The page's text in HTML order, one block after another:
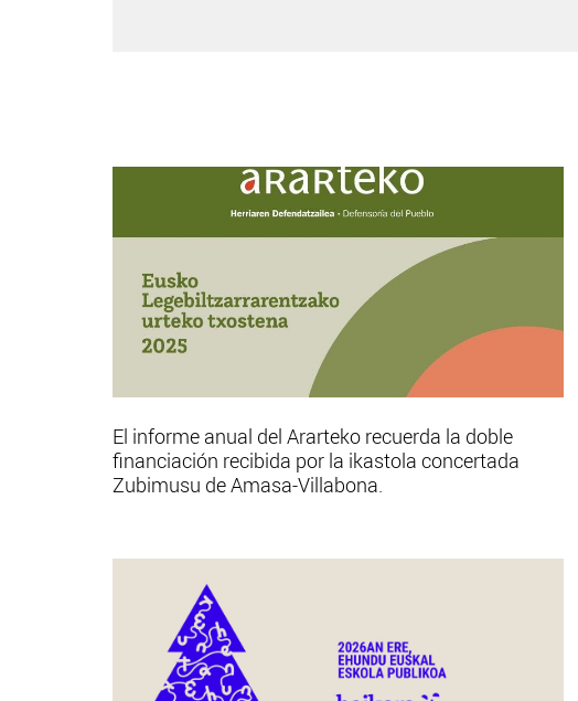
El informe anual del Ararteko recuerda la doble
financiación recibida por la ikastola concertada
Zubimusu de Amasa-Villabona.